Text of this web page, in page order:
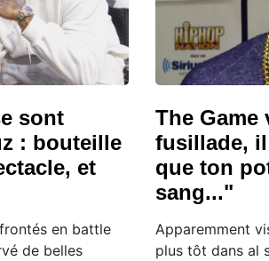
sont
: bouteille
et
en battle
de belles
The Game
fusillade,
que ton
sang..."
Apparemment
plus tôt dans al